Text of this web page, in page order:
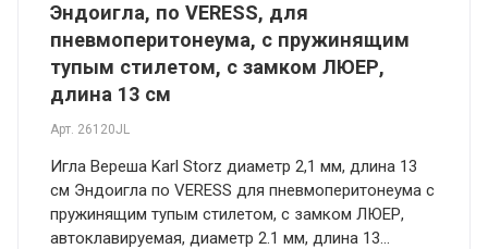
Эндоигла, по VERESS, для
пневмоперитонеума, с пружинящим
тупым стилетом, с замком ЛЮЕР,
длина 13 см
Арт. 26120JL
Игла Вереша Karl Storz диаметр 2,1 мм, длина 13
см Эндоигла по VERESS для пневмоперитонеума с
пружинящим тупым стилетом, с замком ЛЮЕР,
автоклавируемая, диаметр 2.1 мм, длина 13...